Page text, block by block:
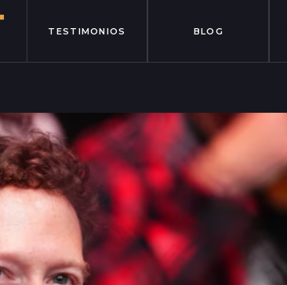
TESTIMONIOS BLOG